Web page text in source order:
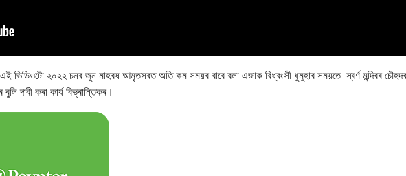
ভিডিওটো ২০২২ চনৰ জুন মাহৰষ আমৃতসৰত অতি কম সময়ৰ বাবে বলা এজাক বিধ্বংসী ধুমুহাৰ সময়তে স্বৰ্ণ মন্দিৰৰ চৌহদৰ
দাবী কৰা কাৰ্য বিভ্ৰান্তিকৰ।